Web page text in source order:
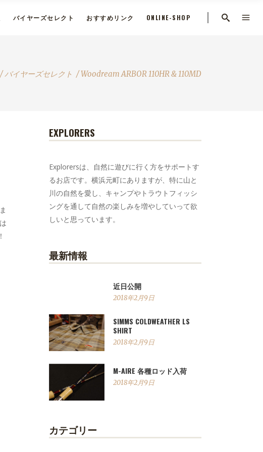
バイヤーズセレクト おすすめリンク ONLINE-SHOP
バイヤーズセレクト /Woodream ARBOR 110HR & 110MD
EXPLORERS
Explorersは、自然に遊びに行く方をサポートす
るお店です。横浜元町にありますが、特に山と
川の自然を愛し、キャンプやトラウトフィッシ
ングを通して自然の楽しみを増やしていって欲
しいと思っています。
最新情報
近日公開
2018年2月9日
SIMMS COLDWEATHER LS
SHIRT
2018年2月9日
M-AIRE 各種ロッド入荷
2018年2月9日
カテゴリー